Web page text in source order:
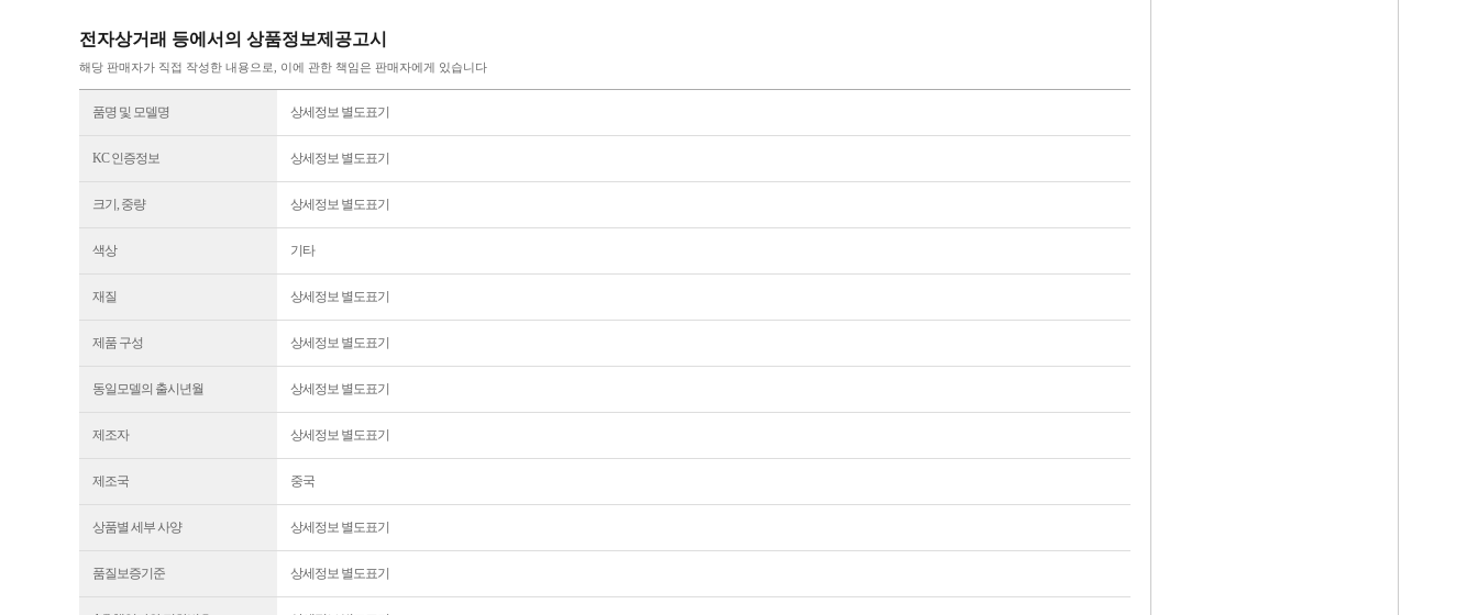
전자상거래 등에서의 상품정보제공고시
해당 판매자가 직접 작성한 내용으로, 이에 관한 책임은 판매자에게 있습니다
품명 및 모델명 상세정보 별도표기
KC 인증정보 상세정보 별도표기
크기, 중량 상세정보 별도표기
색상 기타
재질 상세정보 별도표기
제품 구성 상세정보 별도표기
동일모델의 출시년월 상세정보 별도표기
제조자 상세정보 별도표기
제조국 중국
상품별 세부 사양 상세정보 별도표기
품질보증기준 상세정보 별도표기